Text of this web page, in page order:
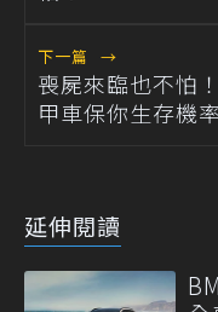
下一篇 →
喪屍來臨也不怕
甲車保你生存機
延伸閱讀